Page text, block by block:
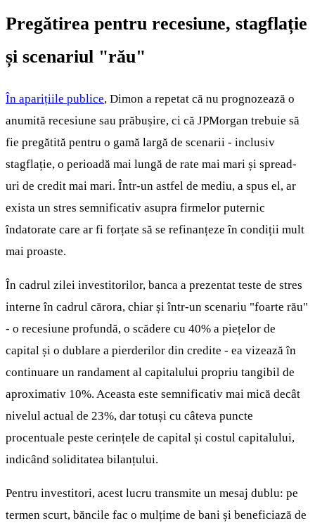
Pregătirea pentru recesiune, stagflație
și scenariul "rău"
În aparițiile publice, Dimon a repetat că nu prognozează o
anumită recesiune sau prăbușire, ci că JPMorgan trebuie să
fie pregătită pentru o gamă largă de scenarii - inclusiv
stagflație, o perioadă mai lungă de rate mai mari și spread-
uri de credit mai mari. Într-un astfel de mediu, a spus el, ar
exista un stres semnificativ asupra firmelor puternic
îndatorate care ar fi forțate să se refinanțeze în condiții mult
mai proaste.
În cadrul zilei investitorilor, banca a prezentat teste de stres
interne în cadrul cărora, chiar și într-un scenariu "foarte rău"
- o recesiune profundă, o scădere cu 40% a piețelor de
capital și o dublare a pierderilor din credite - ea vizează în
continuare un randament al capitalului propriu tangibil de
aproximativ 10%. Aceasta este semnificativ mai mică decât
nivelul actual de 23%, dar totuși cu câteva puncte
procentuale peste cerințele de capital și costul capitalului,
indicând soliditatea bilanțului.
Pentru investitori, acest lucru transmite un mesaj dublu: pe
termen scurt, băncile fac o mulțime de bani și beneficiază de